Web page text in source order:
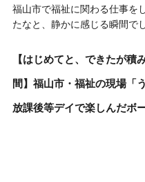
福山市で福祉に関わる仕事を
たなと、静かに感じる瞬間で
【はじめてと、できたが積
間】福山市・福祉の現場「
放課後等デイで楽しんだボ